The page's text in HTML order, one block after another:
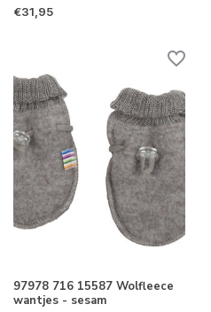
€31,95
97978 716 15587 Wolfleece
wantjes - sesam